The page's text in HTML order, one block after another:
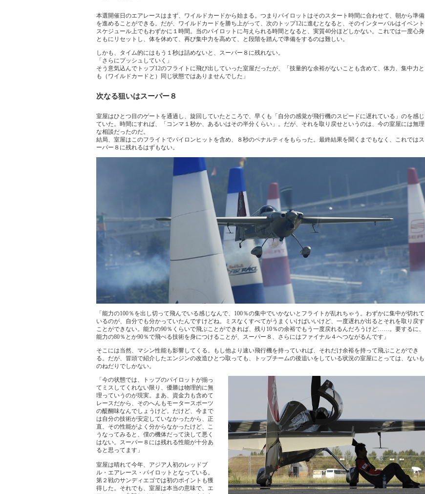
本選開催日のエアレースはまず、ワイルドカードから始まる。つまりパイロットはそのスタート時間に合わせて、朝から準備
を進めることができる。だが、ワイルドカードを勝ち上がって、次のトップ12に進むとなると、そのインターバルはイベント
スケジュール上でもわずかに１時間。当のパイロットに与えられる時間となると、実質40分ほどしかない。これでは一度心身
ともにリセットし、体を休めて、再び集中力を高めて、と段階を踏んで準備をするのは難しい。
しかも、タイム的にはもう１秒は詰めないと、スーパー８に残れない。
「さらにプッシュしていく」
そう意気込んでトップ12のフライトに飛び出していった室屋だったが、「技量的な余裕がないことも含めて、体力、集中力と
も（ワイルドカードと）同じ状態ではありませんでした」
次なる狙いはスーパー８
室屋はひとつ目のゲートを通過し、旋回していたところで、早くも「自分の感覚が飛行機のスピードに遅れている」のを感じ
ていた。時間にすれば、「コンマ１秒か、あるいはその半分くらい」。だが、それを取り戻せというのは、今の室屋には無理
な相談だったのだ。
結局、室屋はこのフライトでパイロンヒットを含め、８秒のペナルティをもらった。最終結果を聞くまでもなく、これではス
ーパー８に残れるはずもない。
「能力の100％を出し切って飛んでいる感じなんで、100％の集中でいかないとフライトが乱れちゃう。わずかに集中が切れて
いるのが、自分でも分かっていたんですけどね。ミスなくすべてがうまくいけばいいけど、一度遅れが出るとそれを取り戻す
ことができない。能力の90％くらいで飛ぶことができれば、残り10％の余裕でもう一度戻れるんだろうけど……。要するに、
能力の80％とか90％で飛べる技術を身につけることが、スーパー８、さらにはファイナル４へつながるんです」
そこには当然、マシン性能も影響してくる。もし他より速い飛行機を持っていれば、それだけ余裕を持って飛ぶことができ
る。だが、冒頭で紹介したエンジンの改造ひとつ取っても、トップチームの後追いをしている状況の室屋にとっては、ないも
のねだりでしかない。
「今の状態では、トップのパイロットが揃っ
てミスしてくれない限り、優勝は物理的に無
理っていうのが現実。まあ、資金力も含めて
レースだから、そのへんもモータースポーツ
の醍醐味なんでしょうけど。だけど、今まで
は自分の技術が安定していなかったから、正
直、その性能がよく分からなかったけど、こ
うなってみると、僕の機体だって決して悪く
はない。スーパー８には残れる性能が十分あ
ると思ってます」
室屋は晴れて今年、アジア人初のレッドブ
ル・エアレース・パイロットとなっている。
第２戦のサンディエゴでは初のポイントも獲
得した。それでも、室屋は本当の意味で、エ